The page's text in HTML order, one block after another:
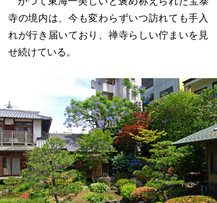
寺の境内は、今も変わらずいつ訪れても手入
れが行き届いており、禅寺らしい佇まいを見
せ続けている。